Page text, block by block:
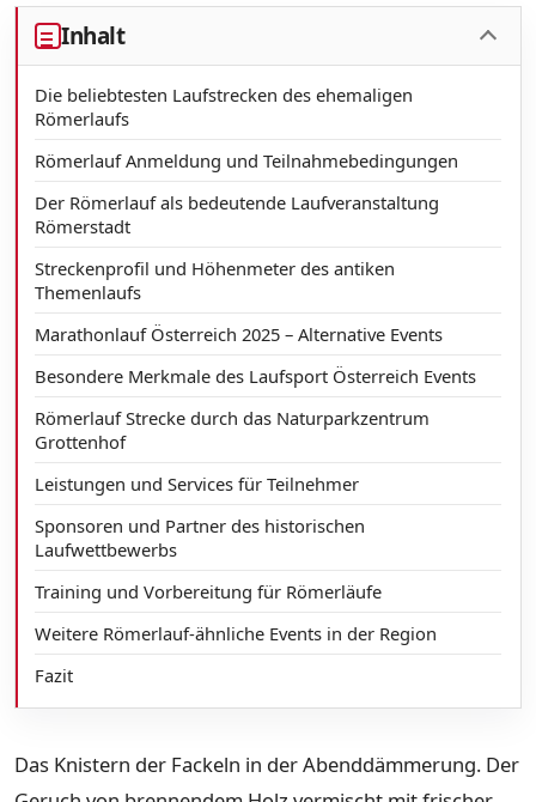
Inhalt
Die beliebtesten Laufstrecken des ehemaligen
Römerlaufs
Römerlauf Anmeldung und Teilnahmebedingungen
Der Römerlauf als bedeutende Laufveranstaltung
Römerstadt
Streckenprofil und Höhenmeter des antiken
Themenlaufs
Marathonlauf Österreich 2025 – Alternative Events
Besondere Merkmale des Laufsport Österreich Events
Römerlauf Strecke durch das Naturparkzentrum
Grottenhof
Leistungen und Services für Teilnehmer
Sponsoren und Partner des historischen
Laufwettbewerbs
Training und Vorbereitung für Römerläufe
Weitere Römerlauf-ähnliche Events in der Region
Fazit
Das Knistern der Fackeln in der Abenddämmerung. Der